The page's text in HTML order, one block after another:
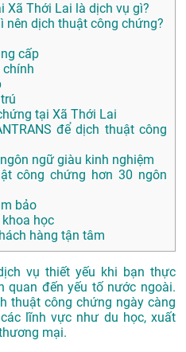
Xã Thới Lai là dịch vụ gì?
nên dịch thuật công chứng?
cấp
chính
tại Xã Thới Lai
để dịch thuật công
ngữ giàu kinh nghiệm
công chứng hơn 30 ngôn
bảo
học
hàng tận tâm
vụ thiết yếu khi bạn thực
quan đến yếu tố nước ngoài.
thuật công chứng ngày càng
lĩnh vực như du học, xuất
mại.